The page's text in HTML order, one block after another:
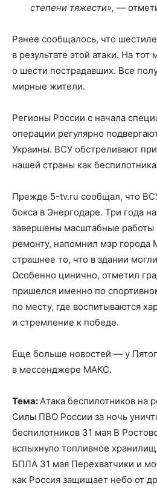
степени тяжести», —
Ранее сообщалось, что
в результате этой атаки. На
о шести пострадавших. Все
мирные жители.
Регионы России с начала
операции регулярно
Украины. ВСУ обстреливают
нашей страны как
Прежде 5-tv.ru сообщал, что
бокса в Энергодаре. Три года
завершены масштабные работы
ремонту, напомнил мэр города
страшнее то, что в здании
Особенно цинично, отметил
пришелся именно по
по месту, где воспитываются
и стремление к победе.
Еще больше новостей — у
в мессенджере МАКС.
Тема:Атака беспилотников на
Силы ПВО России за ночь
беспилотников 31 мая В
вспыхнуло топливное
БПЛА 31 мая Перехватчики и
как Россия защищает небо от